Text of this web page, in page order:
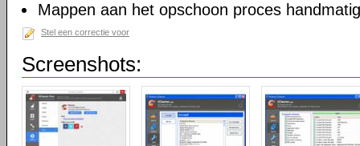
Mappen aan het opschoon proces
Stel een correctie voor
Screenshots: